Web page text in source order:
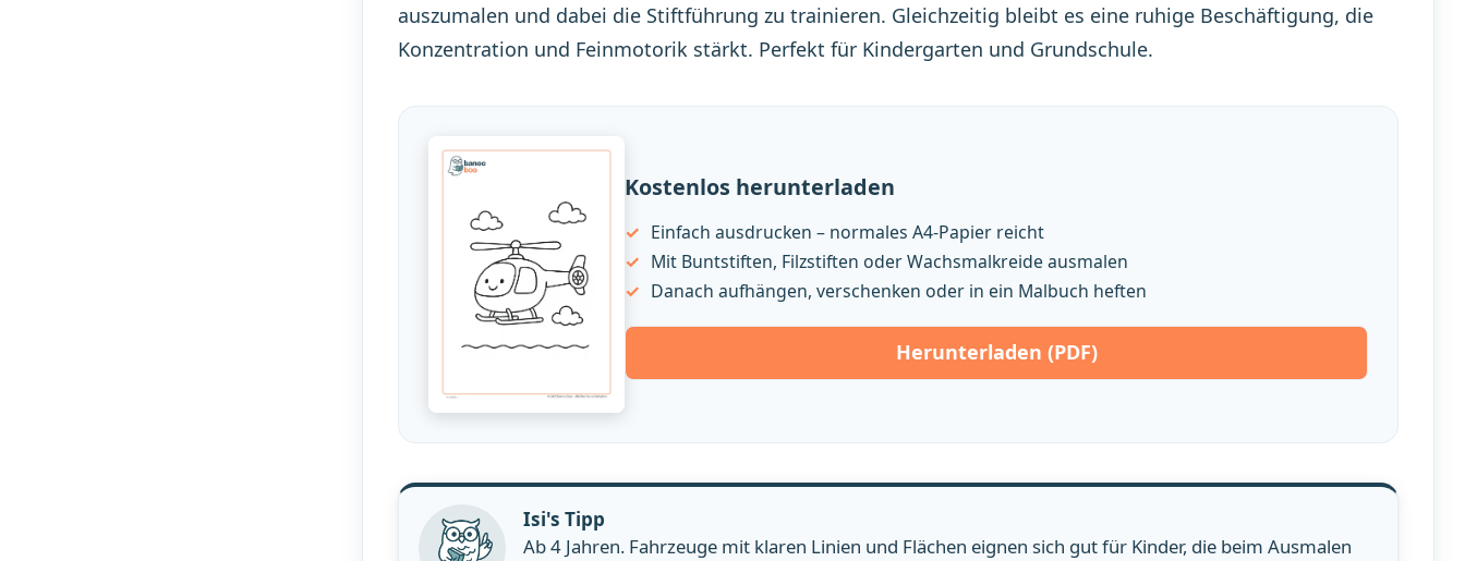
auszumalen und dabei die Stiftführung zu trainieren. Gleichzeitig bleibt es eine ruhige Beschäftigung, die
Konzentration und Feinmotorik stärkt. Perfekt für Kindergarten und Grundschule.
Kostenlos herunterladen
Einfach ausdrucken – normales A4-Papier reicht
Mit Buntstiften, Filzstiften oder Wachsmalkreide ausmalen
Danach aufhängen, verschenken oder in ein Malbuch heften
Herunterladen (PDF)
Isi's Tipp
Ab 4 Jahren. Fahrzeuge mit klaren Linien und Flächen eignen sich gut für Kinder, die beim Ausmalen